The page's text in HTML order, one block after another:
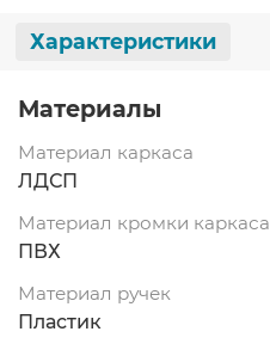
Характеристики
Материалы
Материал каркаса
ЛДСП
Материал кромки каркаса
ПВХ
Материал ручек
Пластик